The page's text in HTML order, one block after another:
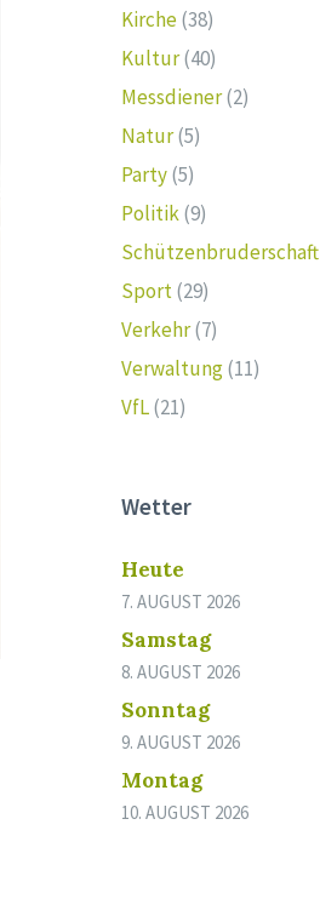
Kirche(38)
Kultur(40)
Messdiener(2)
Natur(5)
Party(5)
Politik(9)
Schützenbruderschaft
Sport(29)
Verkehr(7)
Verwaltung(11)
VfL(21)
Wetter
Heute
7. AUGUST 2026
Samstag
8. AUGUST 2026
Sonntag
9. AUGUST 2026
Montag
10. AUGUST 2026